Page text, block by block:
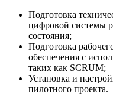
Подготовка
цифровой системы
состояния;
Подготовка
обеспечения с
таких как SCRUM;
Установка и
пилотного проекта.